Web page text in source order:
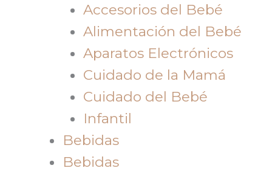
Accesorios del Bebé
Alimentación del Bebé
Aparatos Electrónicos
Cuidado de la Mamá
Cuidado del Bebé
Infantil
Bebidas
Bebidas